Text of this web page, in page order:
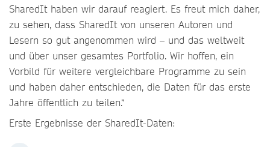
SharedIt haben wir darauf reagiert. Es freut mich daher,
zu sehen, dass SharedIt von unseren Autoren und
Lesern so gut angenommen wird – und das weltweit
und über unser gesamtes Portfolio. Wir hoffen, ein
Vorbild für weitere vergleichbare Programme zu sein
und haben daher entschieden, die Daten für das erste
Jahre öffentlich zu teilen.“
Erste Ergebnisse der SharedIt-Daten: